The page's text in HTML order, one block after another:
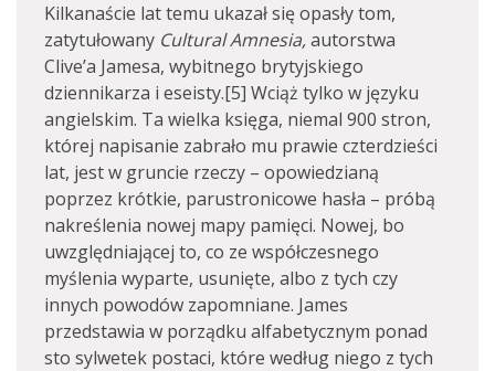
Kilkanaście lat temu ukazał się opasły tom,
zatytułowany Cultural Amnesia,autorstwa
Clive’a Jamesa, wybitnego brytyjskiego
dziennikarza i eseisty.[5] Wciąż tylko w języku
angielskim. Ta wielka księga, niemal 900 stron,
której napisanie zabrało mu prawie czterdzieści
lat, jest w gruncie rzeczy – opowiedzianą
poprzez krótkie, parustronicowe hasła – próbą
nakreślenia nowej mapy pamięci. Nowej, bo
uwzględniającej to, co ze współczesnego
myślenia wyparte, usunięte, albo z tych czy
innych powodów zapomniane. James
przedstawia w porządku alfabetycznym ponad
sto sylwetek postaci, które według niego z tych